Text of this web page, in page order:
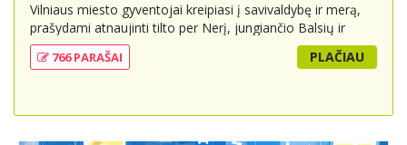
Vilniaus miesto gyventojai kreipiasi į savivaldybę ir merą,
prašydami atnaujinti tilto per Nerį, jungiančio Balsių ir
Valakampių kryptis, projektą ir įtraukti jį į miesto
strateginius susisiekimo planus. Šis tiltas ne tik padėtų
suteikdamas daugiau susisiekimo galimybių tiek
766 PARAŠAI PLAČIAU